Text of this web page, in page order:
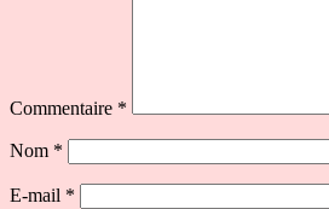
Commentaire *
Nom *
E-mail *